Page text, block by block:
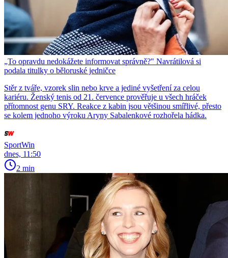
„To opravdu nedokážete informovat správně?" Navrátilová si
podala titulky o běloruské jedničce
Stěr z tváře, vzorek slin nebo krve a jediné vyšetření za celou
kariéru. Ženský tenis od 21. července prověřuje u všech hráček
přítomnost genu SRY. Reakce z kabin jsou většinou smířlivé, přesto
se kolem jednoho výroku Aryny Sabalenkové rozhořela hádka.
SportWin
dnes, 11:50
2 min